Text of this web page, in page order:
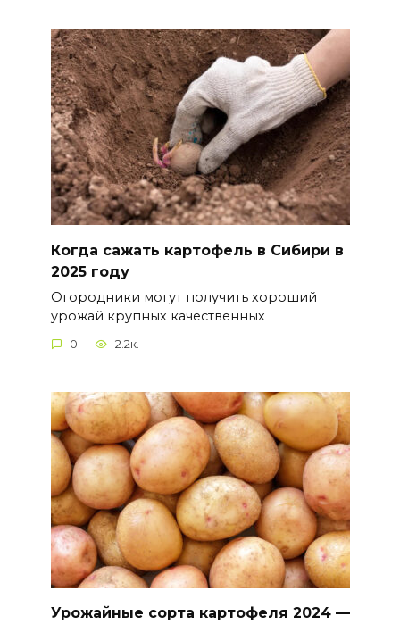
Когда сажать картофель в Сибири в
2025 году
Огородники могут получить хороший
урожай крупных качественных
0 2.2к.
Урожайные сорта картофеля 2024 —